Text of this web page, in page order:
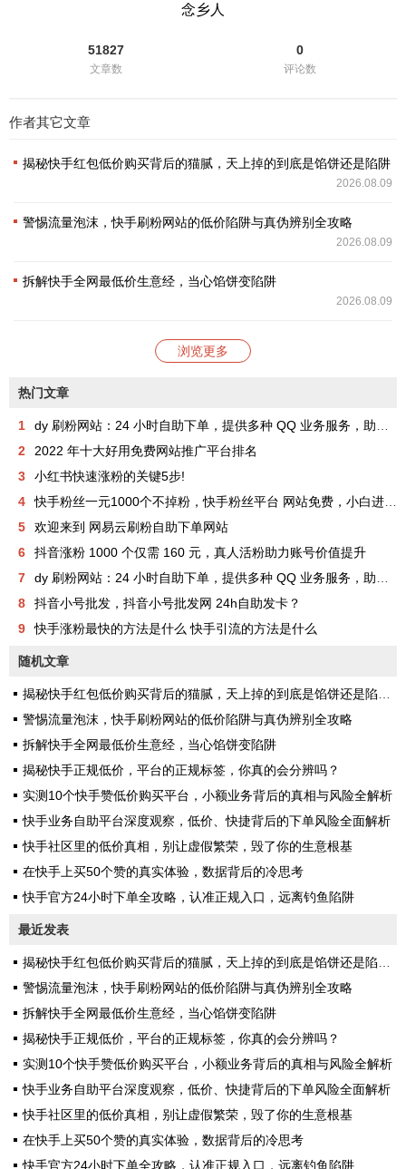
念乡人
51827
文章数
0
评论数
作者其它文章
揭秘快手红包低价购买背后的猫腻，天上掉的到底是馅饼还是陷阱？
2026.08.09
警惕流量泡沫，快手刷粉网站的低价陷阱与真伪辨别全攻略
2026.08.09
拆解快手全网最低价生意经，当心馅饼变陷阱
2026.08.09
浏览更多
热门文章
1
dy 刷粉网站：24 小时自助下单，提供多种 QQ 业务服务，助你成为网红
2
2022 年十大好用免费网站推广平台排名
3
小红书快速涨粉的关键5步!
4
快手粉丝一元1000个不掉粉，快手粉丝平台 网站免费，小白进来看看，教你如何快速涨粉1000，其实很简单！
5
欢迎来到 网易云刷粉自助下单网站
6
抖音涨粉 1000 个仅需 160 元，真人活粉助力账号价值提升
7
dy 刷粉网站：24 小时自助下单，提供多种 QQ 业务服务，助你成为网红
8
抖音小号批发，抖音小号批发网 24h自助发卡？
9
快手涨粉最快的方法是什么 快手引流的方法是什么
随机文章
揭秘快手红包低价购买背后的猫腻，天上掉的到底是馅饼还是陷阱？
警惕流量泡沫，快手刷粉网站的低价陷阱与真伪辨别全攻略
拆解快手全网最低价生意经，当心馅饼变陷阱
揭秘快手正规低价，平台的正规标签，你真的会分辨吗？
实测10个快手赞低价购买平台，小额业务背后的真相与风险全解析
快手业务自助平台深度观察，低价、快捷背后的下单风险全面解析
快手社区里的低价真相，别让虚假繁荣，毁了你的生意根基
在快手上买50个赞的真实体验，数据背后的冷思考
快手官方24小时下单全攻略，认准正规入口，远离钓鱼陷阱
最近发表
揭秘快手红包低价购买背后的猫腻，天上掉的到底是馅饼还是陷阱？
警惕流量泡沫，快手刷粉网站的低价陷阱与真伪辨别全攻略
拆解快手全网最低价生意经，当心馅饼变陷阱
揭秘快手正规低价，平台的正规标签，你真的会分辨吗？
实测10个快手赞低价购买平台，小额业务背后的真相与风险全解析
快手业务自助平台深度观察，低价、快捷背后的下单风险全面解析
快手社区里的低价真相，别让虚假繁荣，毁了你的生意根基
在快手上买50个赞的真实体验，数据背后的冷思考
快手官方24小时下单全攻略，认准正规入口，远离钓鱼陷阱